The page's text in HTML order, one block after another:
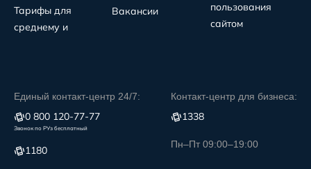
Тарифы для
среднему и
Вакансии
пользования
сайтом
Единый контакт-центр 24/7:
0 800 120-77-77
Звонок по РУз бесплатный
1180
Контакт-центр для бизнеса:
1338
Пн–Пт 09:00–19:00